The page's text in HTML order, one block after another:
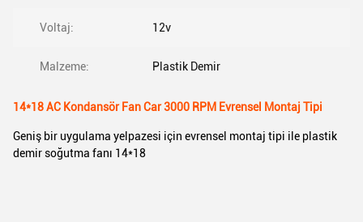
Voltaj: 12v
Malzeme: Plastik Demir
14*18 AC Kondansör Fan Car 3000 RPM Evrensel Montaj Tipi
Geniş bir uygulama yelpazesi için evrensel montaj tipi ile plastik
demir soğutma fanı 14*18